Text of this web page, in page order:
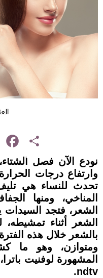
Share
نودع الآن فصل
وارتفاع درجات
تحدث للنساء هي
المناخي، ومنها
الشعر، فتجد
الشعر أثناء تمشيطه،
بالشعر خلال هذه
ومتوازن، وهو ما
المشهورة لوفنيت
ndtv.